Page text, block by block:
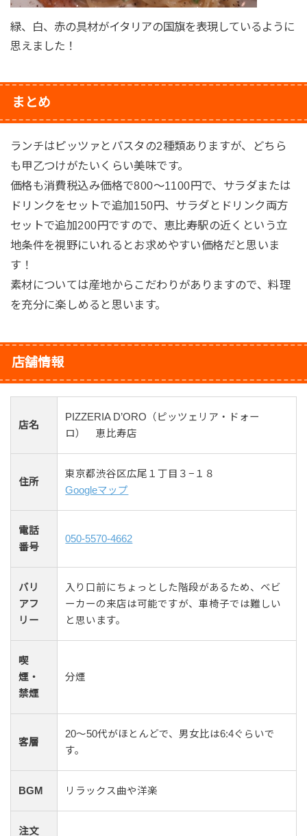
緑、白、赤の具材がイタリアの国旗を表現しているように
思えました！
まとめ
ランチはピッツァとパスタの2種類ありますが、どちら
も甲乙つけがたいくらい美味です。
価格も消費税込み価格で800〜1100円で、サラダまたは
ドリンクをセットで追加150円、サラダとドリンク両方
セットで追加200円ですので、恵比寿駅の近くという立
地条件を視野にいれるとお求めやすい価格だと思いま
す！
素材については産地からこだわりがありますので、料理
を充分に楽しめると思います。
店舗情報
店名
PIZZERIA D’ORO（ピッツェリア・ドォー
ロ） 恵比寿店
住所
東京都渋谷区広尾１丁目３−１８
Googleマップ
電話
番号
050-5570-4662
バリ
アフ
リー
入り口前にちょっとした階段があるため、ベビ
ーカーの来店は可能ですが、車椅子では難しい
と思います。
喫
煙・
禁煙
分煙
客層
20〜50代がほとんどで、男女比は6:4ぐらいで
す。
BGM リラックス曲や洋楽
注文